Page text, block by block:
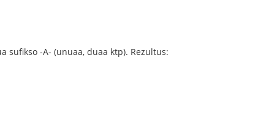
sufikso -A- (unuaa, duaa ktp). Rezultus: